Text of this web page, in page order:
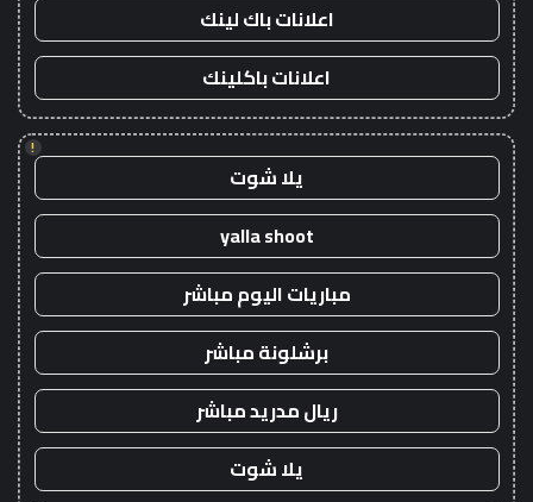
اعلانات باك لينك
اعلانات باكلينك
!
يلا شوت
yalla shoot
مباريات اليوم مباشر
برشلونة مباشر
ريال مدريد مباشر
يلا شوت